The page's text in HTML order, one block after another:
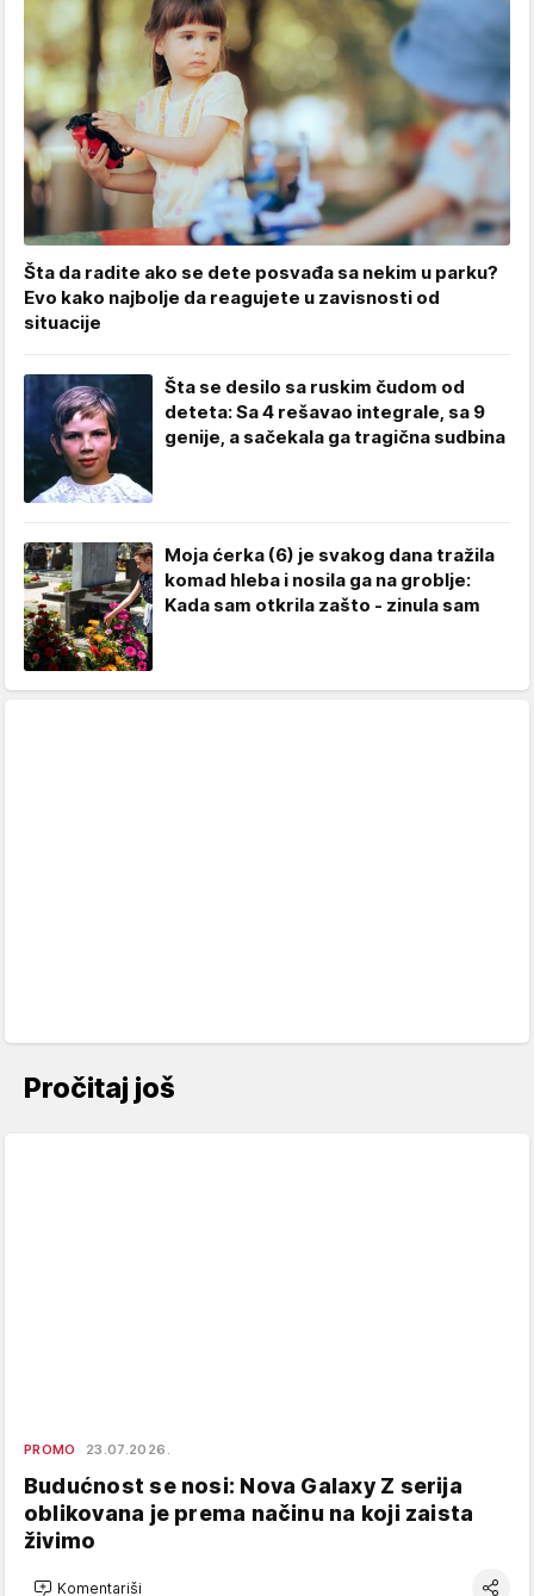
Šta da radite ako se dete posvađa sa nekim u parku?
Evo kako najbolje da reagujete u zavisnosti od
situacije
Šta se desilo sa ruskim čudom od
deteta: Sa 4 rešavao integrale, sa 9
genije, a sačekala ga tragična sudbina
Moja ćerka (6) je svakog dana tražila
komad hleba i nosila ga na groblje:
Kada sam otkrila zašto - zinula sam
Pročitaj još
PROMO 23.07.2026.
Budućnost se nosi: Nova Galaxy Z serija
oblikovana je prema načinu na koji zaista
živimo
Komentariši